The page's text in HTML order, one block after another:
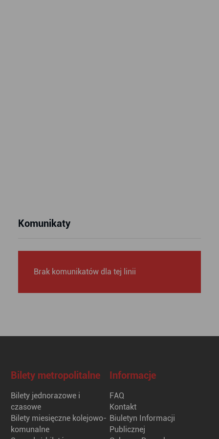
Komunikaty
Brak komunikatów dla tej linii
Bilety metropolitalne
Bilety jednorazowe i
czasowe
Bilety miesięczne kolejowo-
komunalne
Informacje
FAQ
Kontakt
Biuletyn Informacji
Publicznej